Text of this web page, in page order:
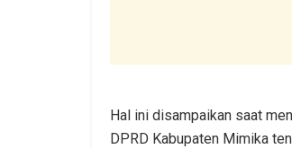
Hal ini disampaikan saat
DPRD Kabupaten Mimika